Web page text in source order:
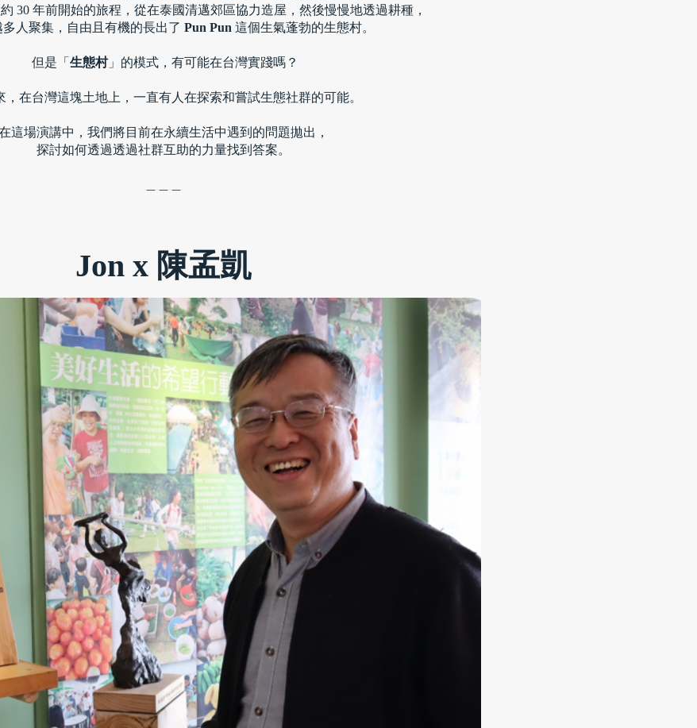
30 年前開始的旅程，從在泰國清邁郊區協力造屋，然後慢慢地透過耕種，
人聚集，自由且有機的長出了 Pun Pun 這個生氣蓬勃的生態村。
但是「 生態村」的模式，有可能在台灣實踐嗎？
，在台灣這塊土地上， 一直有人在探索和嘗試生態社群的可能。
這場演講中，我們將目前在永續生活中遇到的問題拋出，
探討如何透過透過社群互助的力量找到答案。
Jon x 陳孟凱